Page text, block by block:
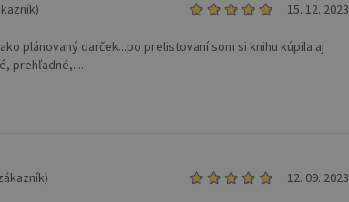
15. 12. 2023
plánovaný darček...po prelistovaní som si knihu kúpila aj
prehľadné,....
12. 09. 2023